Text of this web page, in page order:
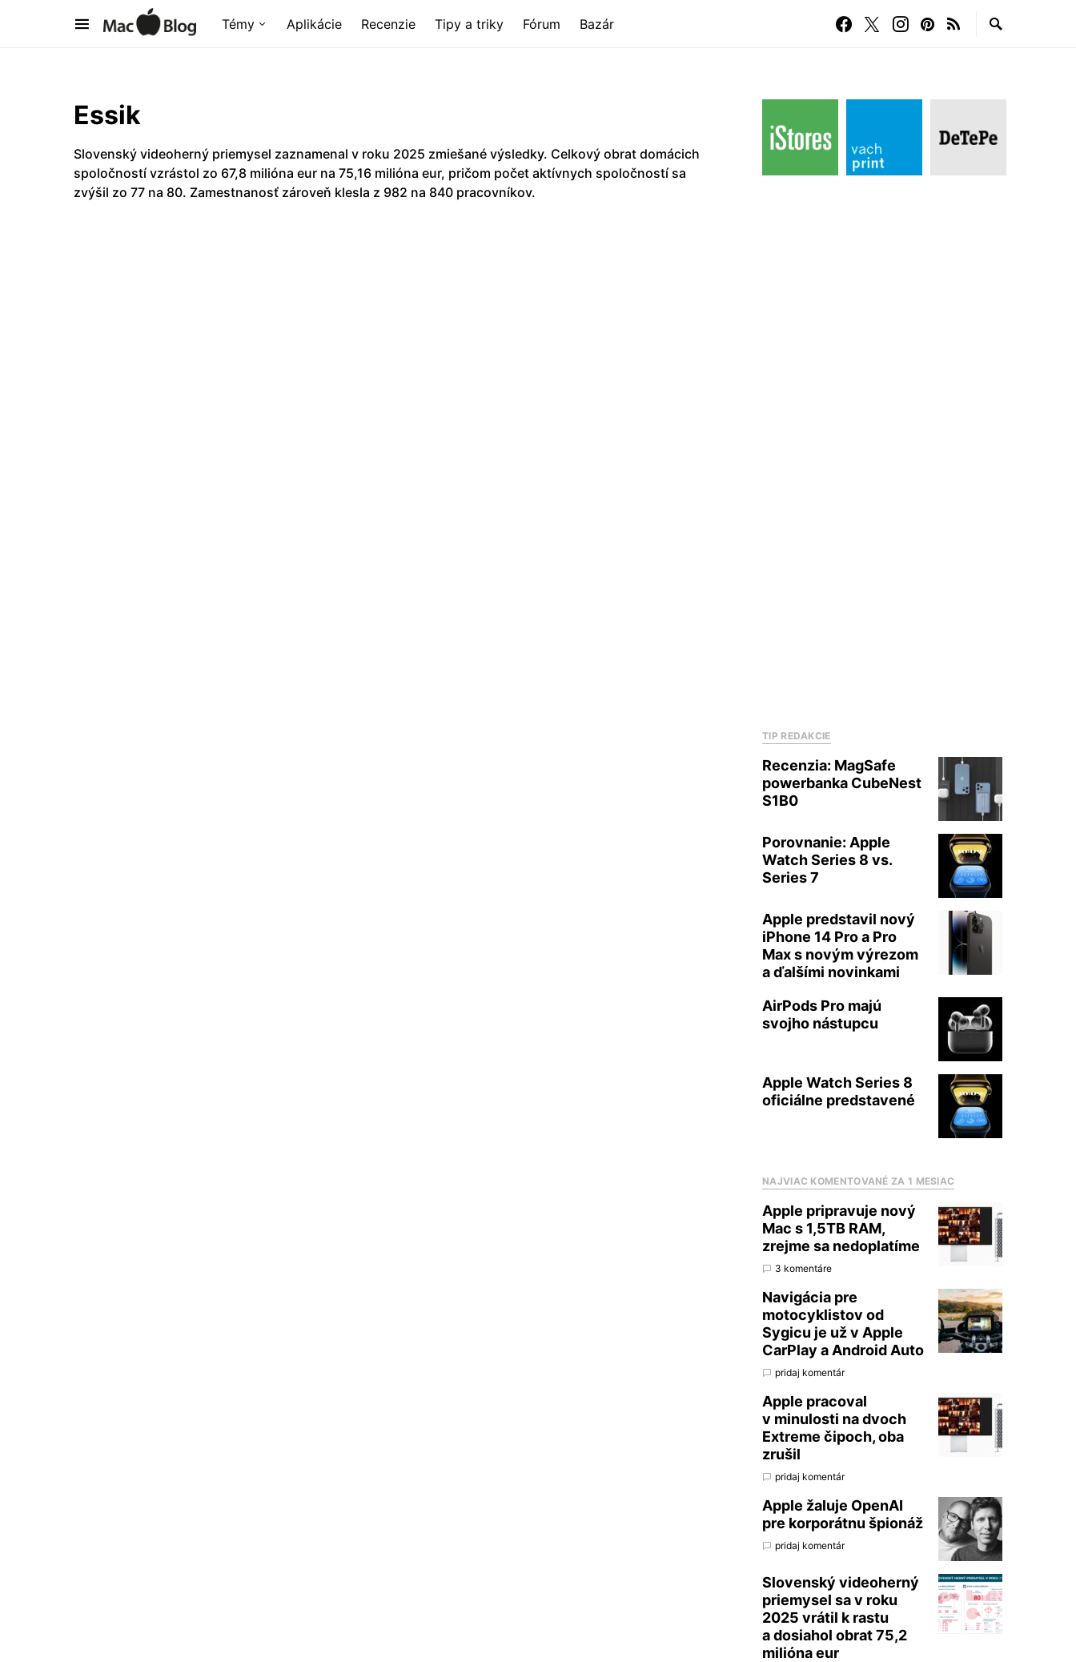
Témy Aplikácie Recenzie Tipy a triky Fórum Bazár
Essik
Slovenský videoherný priemysel zaznamenal v roku 2025 zmiešané výsledky. Celkový obrat domácich
spoločností vzrástol zo 67,8 milióna eur na 75,16 milióna eur, pričom počet aktívnych spoločností sa
zvýšil zo 77 na 80. Zamestnanosť zároveň klesla z 982 na 840 pracovníkov.
TIP REDAKCIE
Recenzia: MagSafe
powerbanka CubeNest
S1B0
Porovnanie: Apple
Watch Series 8 vs.
Series 7
Apple predstavil nový
iPhone 14 Pro a Pro
Max s novým výrezom
a ďalšími novinkami
AirPods Pro majú
svojho nástupcu
Apple Watch Series 8
oficiálne predstavené
NAJVIAC KOMENTOVANÉ ZA 1 MESIAC
Apple pripravuje nový
Mac s 1,5TB RAM,
zrejme sa nedoplatíme
3 komentáre
Navigácia pre
motocyklistov od
Sygicu je už v Apple
CarPlay a Android Auto
pridaj komentár
Apple pracoval
v minulosti na dvoch
Extreme čipoch, oba
zrušil
pridaj komentár
Apple žaluje OpenAI
pre korporátnu špionáž
pridaj komentár
Slovenský videoherný
priemysel sa v roku
2025 vrátil k rastu
a dosiahol obrat 75,2
milióna eur